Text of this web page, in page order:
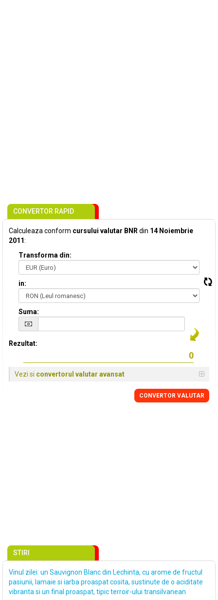
CONVERTOR RAPID
Calculeaza conform cursului valutar BNR din 14 Noiembrie
2011:
Transforma din:
in:
Suma:
Rezultat:
Vezi si convertorul valutar avansat
CONVERTOR VALUTAR
STIRI
Vinul zilei: un Sauvignon Blanc din Lechinta, cu arome de fructul
pasiunii, lamaie si iarba proaspat cosita, sustinute de o aciditate
vibranta si un final proaspat, tipic terroir-ului transilvanean